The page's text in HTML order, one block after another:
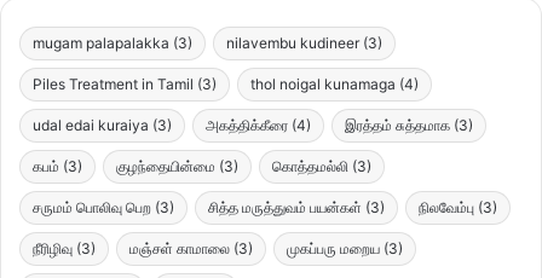
mugam palapalakka (3) nilavembu kudineer (3)
Piles Treatment in Tamil (3) thol noigal kunamaga (4)
udal edai kuraiya (3) அகத்திக்கீரை (4) இரத்தம் சுத்தமாக (3)
கபம் (3) குழந்தையின்மை (3) கொத்தமல்லி (3)
சருமம் பொலிவு பெற (3) சித்த மருத்துவம் பயன்கள் (3) நிலவேம்பு (3)
நீரிழிவு (3) மஞ்சள் காமாலை (3) முகப்பரு மறைய (3)